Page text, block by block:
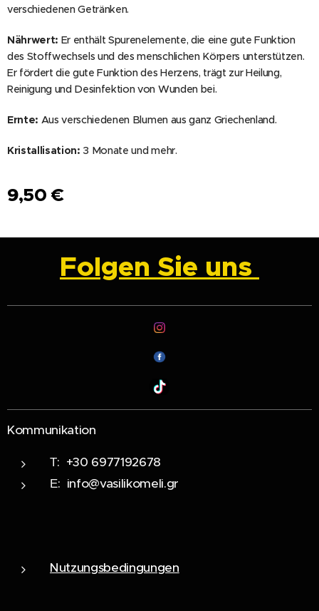
verschiedenen Getränken.
Nährwert: Er enthält Spurenelemente, die eine gute Funktion
des Stoffwechsels und des menschlichen Körpers unterstützen.
Er fördert die gute Funktion des Herzens, trägt zur Heilung,
Reinigung und Desinfektion von Wunden bei.
Ernte: Aus verschiedenen Blumen aus ganz Griechenland.
Kristallisation: 3 Monate und mehr.
9,50 €
Folgen Sie uns
Kommunikation
Τ: +30 6977192678
Ε: info@vasilikomeli.gr
Nutzungsbedingungen